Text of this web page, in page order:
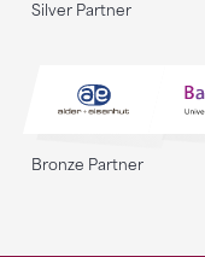
Silver Partner
Bronze Partner